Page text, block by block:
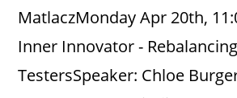
MatlaczMonday Apr 20th,
Inner Innovator -
TestersSpeaker: Chloe